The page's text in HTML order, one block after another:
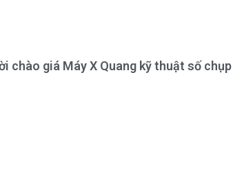
chào giá Máy X Quang kỹ thuật số chụp